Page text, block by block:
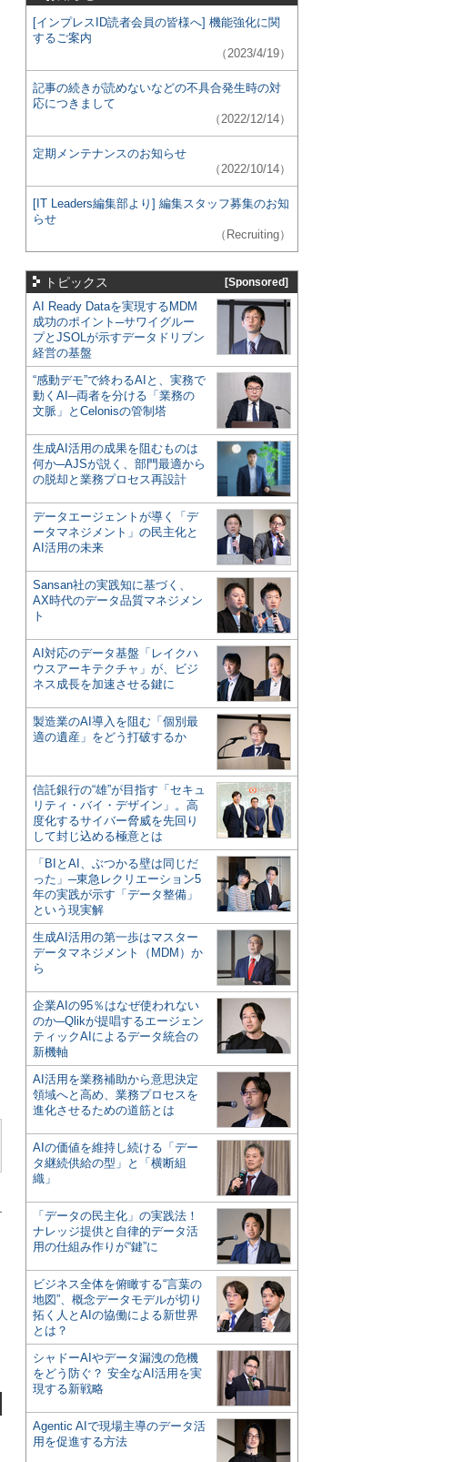
[インプレスID読者会員の皆様へ] 機能強化に関
するご案内
（2023/4/19）
記事の続きが読めないなどの不具合発生時の対
応につきまして
（2022/12/14）
定期メンテナンスのお知らせ
（2022/10/14）
[IT Leaders編集部より] 編集スタッフ募集のお知
らせ
（Recruiting）
トピックス [Sponsored]
AI Ready Dataを実現するMDM
成功のポイント─サワイグルー
プとJSOLが示すデータドリブン
経営の基盤
“感動デモ”で終わるAIと、実務で
動くAI─両者を分ける「業務の
文脈」とCelonisの管制塔
生成AI活用の成果を阻むものは
何か─AJSが説く、部門最適から
の脱却と業務プロセス再設計
データエージェントが導く「デ
ータマネジメント」の民主化と
AI活用の未来
Sansan社の実践知に基づく、
AX時代のデータ品質マネジメン
ト
AI対応のデータ基盤「レイクハ
ウスアーキテクチャ」が、ビジ
ネス成長を加速させる鍵に
製造業のAI導入を阻む「個別最
適の遺産」をどう打破するか
信託銀行の“雄”が目指す「セキュ
リティ・バイ・デザイン」。高
度化するサイバー脅威を先回り
して封じ込める極意とは
「BIとAI、ぶつかる壁は同じだ
った」─東急レクリエーション5
年の実践が示す「データ整備」
という現実解
生成AI活用の第一歩はマスター
データマネジメント（MDM）か
ら
企業AIの95％はなぜ使われない
のか─Qlikが提唱するエージェン
ティックAIによるデータ統合の
新機軸
AI活用を業務補助から意思決定
領域へと高め、業務プロセスを
進化させるための道筋とは
AIの価値を維持し続ける「デー
タ継続供給の型」と「横断組
織」
「データの民主化」の実践法！
ナレッジ提供と自律的データ活
用の仕組み作りが“鍵”に
ビジネス全体を俯瞰する“言葉の
地図”、概念データモデルが切り
拓く人とAIの協働による新世界
とは？
シャドーAIやデータ漏洩の危機
をどう防ぐ？ 安全なAI活用を実
現する新戦略
Agentic AIで現場主導のデータ活
用を促進する方法